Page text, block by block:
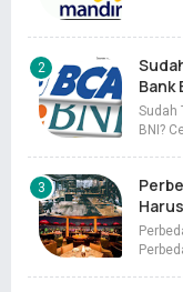
Bank
Sudah
BNI?